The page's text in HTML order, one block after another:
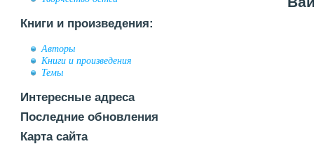
Книги и произведения:
Авторы
Книги и произведения
Темы
Интересные адреса
Последние обновления
Карта сайта